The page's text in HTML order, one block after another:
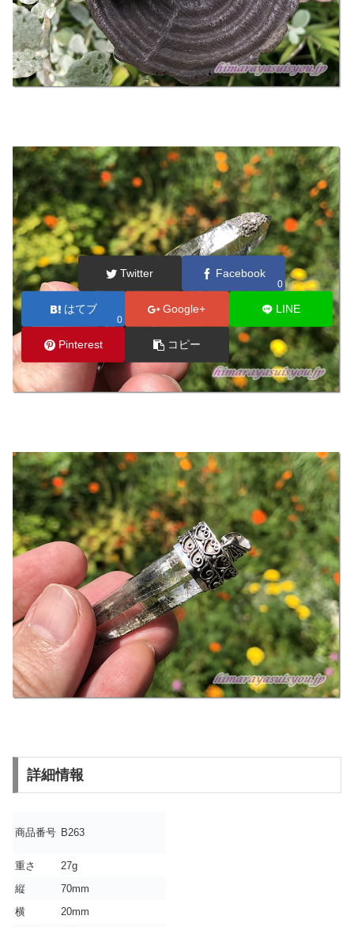
詳細情報
商品番号 B263
重さ
27g
縦
70mm
横
20mm
Twitter Facebook
0
はてブ
0
Google+ LINE
Pinterest コピー